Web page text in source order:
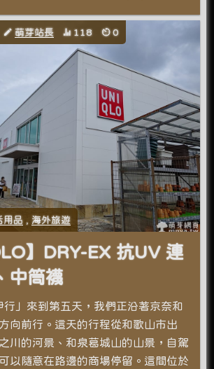
萌芽站長 118 0
用品 , 海外旅遊
】DRY-EX 抗UV 連
中筒襪
行」來到第五天，我們正沿著京奈和
向前行。這天的行程從和歌山市出
川的河景、和泉葛城山的山景，自駕
以隨意在路邊的商場停留。這間位於